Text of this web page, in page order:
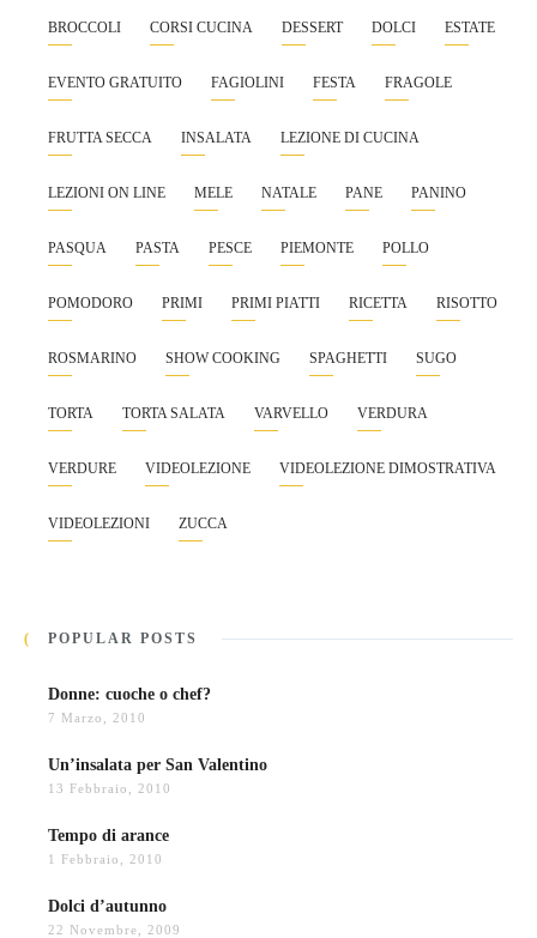
BROCCOLI CORSI CUCINA DESSERT DOLCI ESTATE
EVENTO GRATUITO FAGIOLINI FESTA FRAGOLE
FRUTTA SECCA INSALATA LEZIONE DI CUCINA
LEZIONI ON LINE MELE NATALE PANE PANINO
PASQUA PASTA PESCE PIEMONTE POLLO
POMODORO PRIMI PRIMI PIATTI RICETTA RISOTTO
ROSMARINO SHOW COOKING SPAGHETTI SUGO
TORTA TORTA SALATA VARVELLO VERDURA
VERDURE VIDEOLEZIONE VIDEOLEZIONE DIMOSTRATIVA
VIDEOLEZIONI ZUCCA
POPULAR POSTS
Donne: cuoche o chef?
7 Marzo, 2010
Un’insalata per San Valentino
13 Febbraio, 2010
Tempo di arance
1 Febbraio, 2010
Dolci d’autunno
22 Novembre, 2009